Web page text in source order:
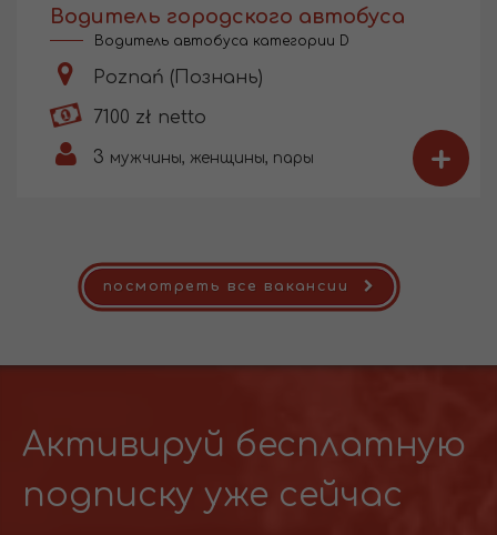
Водитель городского автобуса
Водитель автобуса категории D
Poznań (Познань)
7100 zł netto
3 мужчины, женщины, пары +
посмотреть все вакансии
Активируй бесплатную
подписку уже сейчас